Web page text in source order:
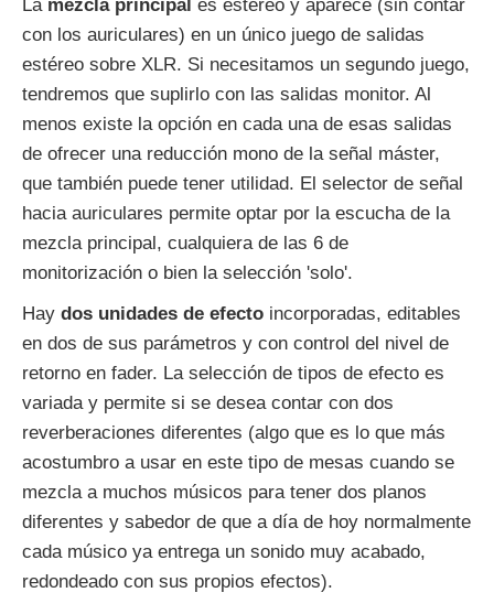
La mezcla principal es estéreo y aparece (sin contar
con los auriculares) en un único juego de salidas
estéreo sobre XLR. Si necesitamos un segundo juego,
tendremos que suplirlo con las salidas monitor. Al
menos existe la opción en cada una de esas salidas
de ofrecer una reducción mono de la señal máster,
que también puede tener utilidad. El selector de señal
hacia auriculares permite optar por la escucha de la
mezcla principal, cualquiera de las 6 de
monitorización o bien la selección 'solo'.
Hay dos unidades de efecto incorporadas, editables
en dos de sus parámetros y con control del nivel de
retorno en fader. La selección de tipos de efecto es
variada y permite si se desea contar con dos
reverberaciones diferentes (algo que es lo que más
acostumbro a usar en este tipo de mesas cuando se
mezcla a muchos músicos para tener dos planos
diferentes y sabedor de que a día de hoy normalmente
cada músico ya entrega un sonido muy acabado,
redondeado con sus propios efectos).